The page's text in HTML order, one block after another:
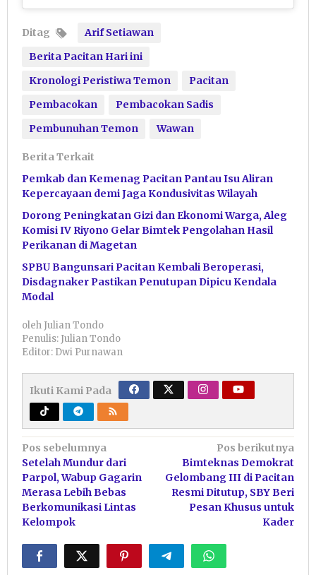
Ditag
Arif Setiawan
Berita Pacitan Hari ini
Kronologi Peristiwa Temon
Pacitan
Pembacokan
Pembacokan Sadis
Pembunuhan Temon
Wawan
Berita Terkait
Pemkab dan Kemenag Pacitan Pantau Isu Aliran
Kepercayaan demi Jaga Kondusivitas Wilayah
Dorong Peningkatan Gizi dan Ekonomi Warga, Aleg
Komisi IV Riyono Gelar Bimtek Pengolahan Hasil
Perikanan di Magetan
SPBU Bangunsari Pacitan Kembali Beroperasi,
Disdagnaker Pastikan Penutupan Dipicu Kendala
Modal
oleh Julian Tondo
Penulis: Julian Tondo
Editor: Dwi Purnawan
Ikuti Kami Pada
Navigasi
pos
Pos sebelumnya
Setelah Mundur dari
Parpol, Wabup Gagarin
Merasa Lebih Bebas
Berkomunikasi Lintas
Kelompok
Pos berikutnya
Bimteknas Demokrat
Gelombang III di Pacitan
Resmi Ditutup, SBY Beri
Pesan Khusus untuk
Kader